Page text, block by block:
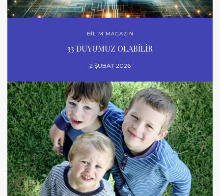
BİLİM MAGAZİN
33 DUYUMUZ OLABİLİR
2 ŞUBAT 2026